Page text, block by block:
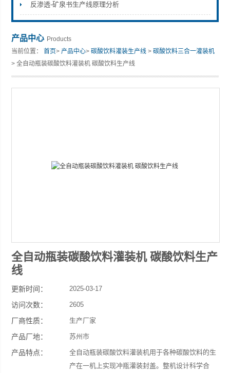
反渗透-矿泉书生产线原理分析
产品中心 Products
当前位置：首页>产品中心>碳酸饮料灌装生产线 >碳酸饮料三合一灌装机
> 全自动瓶装碳酸饮料灌装机 碳酸饮料生产线
全自动瓶装碳酸饮料灌装机 碳酸饮料生产
线
更新时间： 2025-03-17
访问次数： 2605
厂商性质： 生产厂家
产品厂地： 苏州市
产品特点：
全自动瓶装碳酸饮料灌装机用于各种碳酸饮料的生
产在一机上实现冲瓶灌装封盖。整机设计科学合